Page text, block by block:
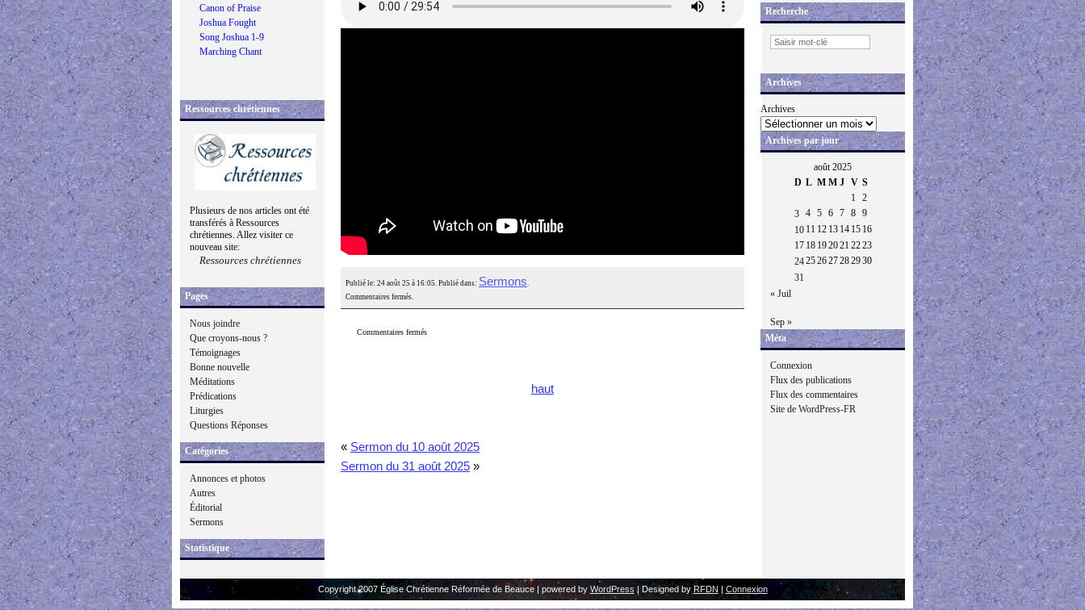
Canon of Praise
Joshua Fought
Song Joshua 1-9
Marching Chant
Ressources chrétiennes
Plusieurs de nos articles ont été
transférés à Ressources
chrétiennes. Allez visiter ce
nouveau site:
Ressources chrétiennes
Pages
Nous joindre
Que croyons-nous ?
Témoignages
Bonne nouvelle
Méditations
Prédications
Liturgies
Questions Réponses
Catégories
Annonces et photos
Autres
Éditorial
Sermons
Statistique
Publié le: 24 août 25 à 16:05. Publié dans: Sermons
Commentaires fermés.
Commentaires fermés
haut
« Sermon du 10 août 2025
Sermon du 31 août 2025 »
Recherche
Archives
Archives
Archives par jour
août 2025
D L M M J V S
1
2
3
4 5 6 7 8
9
10 11 12 13 14 15 16
17 18 192021 2223
24252627282930
31
« Juil
Sep »
Méta
Connexion
Flux des publications
Flux des commentaires
Site de WordPress-FR
Copyright 2007 Église Chrétienne Réformée de Beauce | powered by WordPress | Designed byRFDN | Connexion